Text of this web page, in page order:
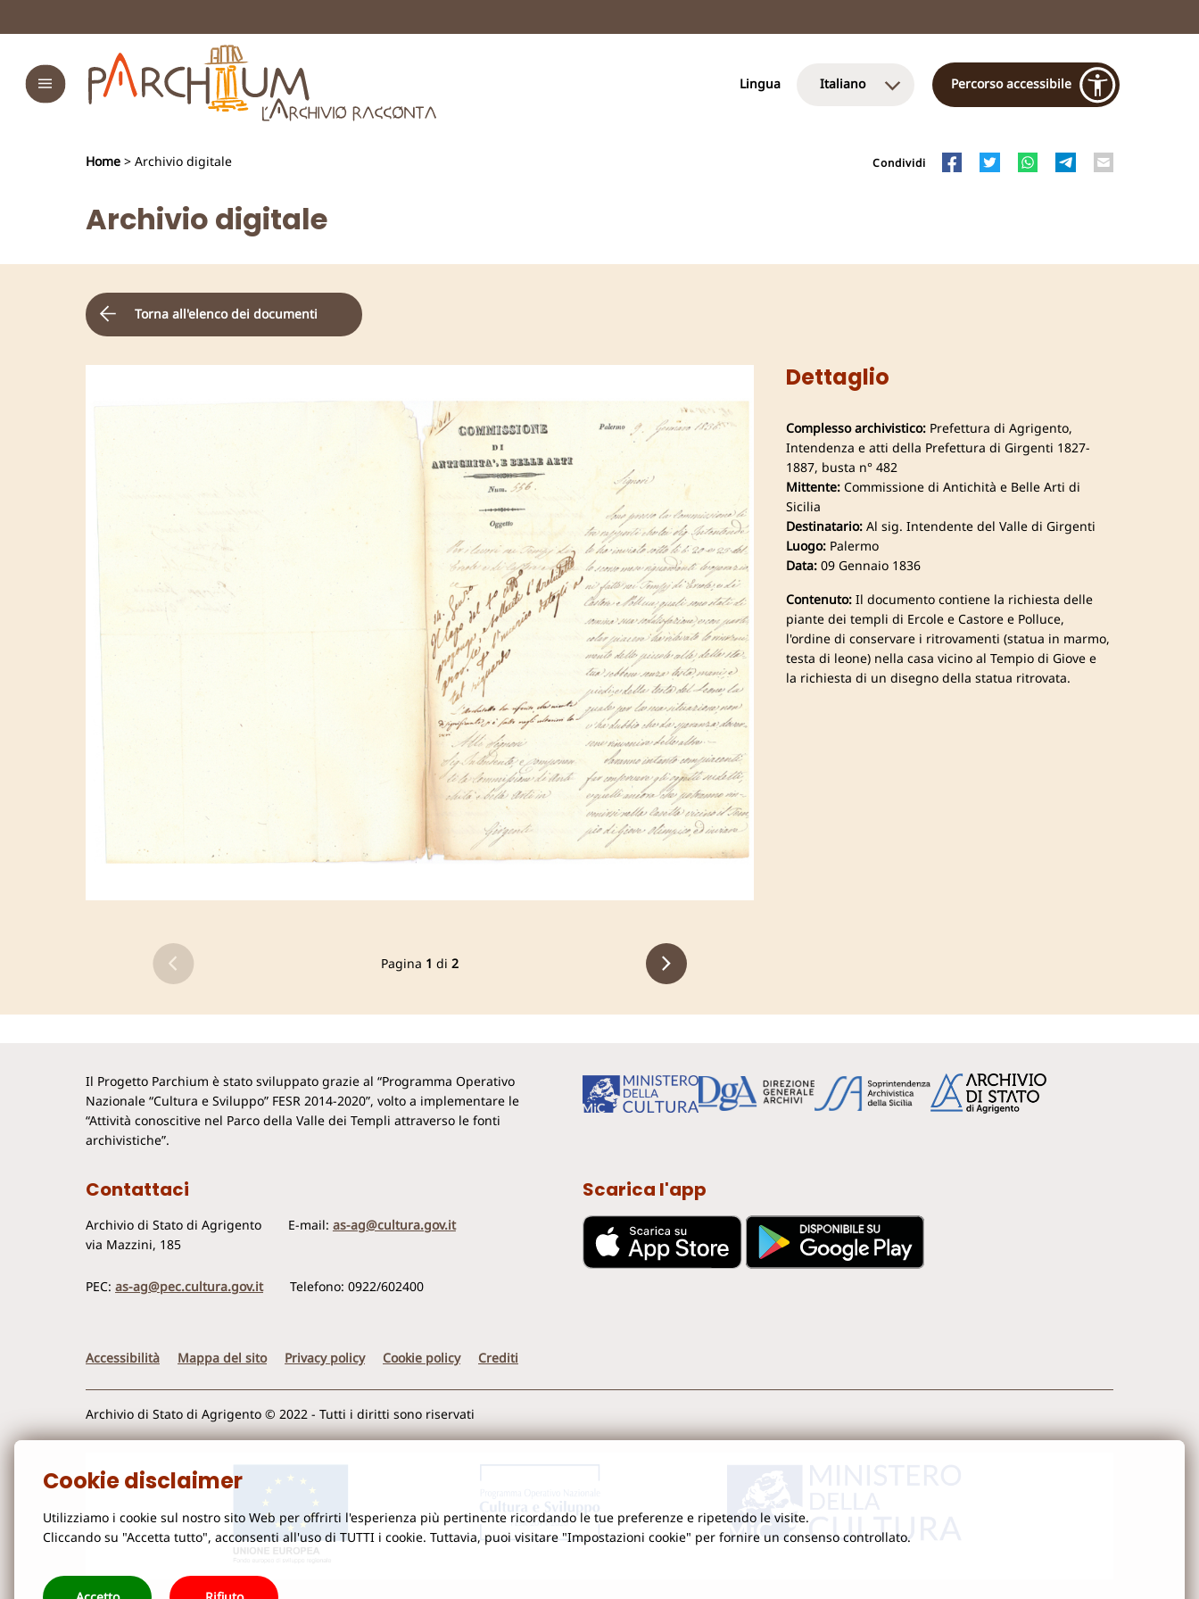
Cookie disclaimer
Utilizziamo i cookie sul nostro sito Web per offrirti l'esperienza più pertinente ricordando le tue preferenze e ripetendo le visite.
Cliccando su "Accetta tutto", acconsenti all'uso di TUTTI i cookie. Tuttavia, puoi visitare "Impostazioni cookie" per fornire un consenso controllato.
Lingua Italiano Percorso accessibile
Condividi
Home > Archivio digitale
Archivio digitale
Torna all'elenco dei documenti
Pagina 1 di 2
Dettaglio
Complesso archivistico:Prefettura di Agrigento,
Intendenza e atti della Prefettura di Girgenti 1827-
1887, busta n° 482
Mittente:Commissione di Antichità e Belle Arti di
Sicilia
Destinatario:Al sig. Intendente del Valle di Girgenti
Luogo:Palermo
Data:09 Gennaio 1836
Contenuto:Il documento contiene la richiesta delle
piante dei templi di Ercole e Castore e Polluce,
l'ordine di conservare i ritrovamenti (statua in marmo,
testa di leone) nella casa vicino al Tempio di Giove e
la richiesta di un disegno della statua ritrovata.
Il Progetto Parchium è stato sviluppato grazie al “Programma Operativo
Nazionale “Cultura e Sviluppo” FESR 2014-2020”, volto a implementare le
“Attività conoscitive nel Parco della Valle dei Templi attraverso le fonti
archivistiche”.
Contattaci
Archivio di Stato di Agrigento
via Mazzini, 185
E-mail: as-ag@cultura.gov.it
PEC: as-ag@pec.cultura.gov.it Telefono: 0922/602400
Scarica l'app
Accessibilità Mappa del sito Privacy policy Cookie policy Crediti
Archivio di Stato di Agrigento © 2022 - Tutti i diritti sono riservati